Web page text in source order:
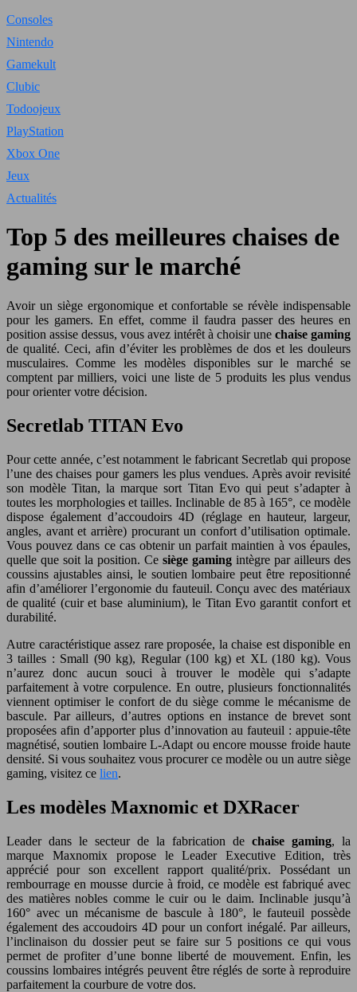
Consoles
Nintendo
Gamekult
Clubic
Todoojeux
PlayStation
Xbox One
Jeux
Actualités
Top 5 des meilleures chaises de
gaming sur le marché
Avoir un siège ergonomique et confortable se révèle indispensable
pour les gamers. En effet, comme il faudra passer des heures en
position assise dessus, vous avez intérêt à choisir une chaise gaming
de qualité. Ceci, afin d’éviter les problèmes de dos et les douleurs
musculaires. Comme les modèles disponibles sur le marché se
comptent par milliers, voici une liste de 5 produits les plus vendus
pour orienter votre décision.
Secretlab TITAN Evo
Pour cette année, c’est notamment le fabricant Secretlab qui propose
l’une des chaises pour gamers les plus vendues. Après avoir revisité
son modèle Titan, la marque sort Titan Evo qui peut s’adapter à
toutes les morphologies et tailles. Inclinable de 85 à 165°, ce modèle
dispose également d’accoudoirs 4D (réglage en hauteur, largeur,
angles, avant et arrière) procurant un confort d’utilisation optimale.
Vous pouvez dans ce cas obtenir un parfait maintien à vos épaules,
quelle que soit la position. Ce siège gaming intègre par ailleurs des
coussins ajustables ainsi, le soutien lombaire peut être repositionné
afin d’améliorer l’ergonomie du fauteuil. Conçu avec des matériaux
de qualité (cuir et base aluminium), le Titan Evo garantit confort et
durabilité.
Autre caractéristique assez rare proposée, la chaise est disponible en
3 tailles : Small (90 kg), Regular (100 kg) et XL (180 kg). Vous
n’aurez donc aucun souci à trouver le modèle qui s’adapte
parfaitement à votre corpulence. En outre, plusieurs fonctionnalités
viennent optimiser le confort de du siège comme le mécanisme de
bascule. Par ailleurs, d’autres options en instance de brevet sont
proposées afin d’apporter plus d’innovation au fauteuil : appuie-tête
magnétisé, soutien lombaire L-Adapt ou encore mousse froide haute
densité. Si vous souhaitez vous procurer ce modèle ou un autre siège
gaming, visitez ce lien.
Les modèles Maxnomic et DXRacer
Leader dans le secteur de la fabrication de chaise gaming, la
marque Maxnomix propose le Leader Executive Edition, très
apprécié pour son excellent rapport qualité/prix. Possédant un
rembourrage en mousse durcie à froid, ce modèle est fabriqué avec
des matières nobles comme le cuir ou le daim. Inclinable jusqu’à
160° avec un mécanisme de bascule à 180°, le fauteuil possède
également des accoudoirs 4D pour un confort inégalé. Par ailleurs,
l’inclinaison du dossier peut se faire sur 5 positions ce qui vous
permet de profiter d’une bonne liberté de mouvement. Enfin, les
coussins lombaires intégrés peuvent être réglés de sorte à reproduire
parfaitement la courbure de votre dos.